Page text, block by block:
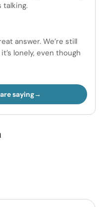
talking.
answer. We’re still
lonely, even though
saying